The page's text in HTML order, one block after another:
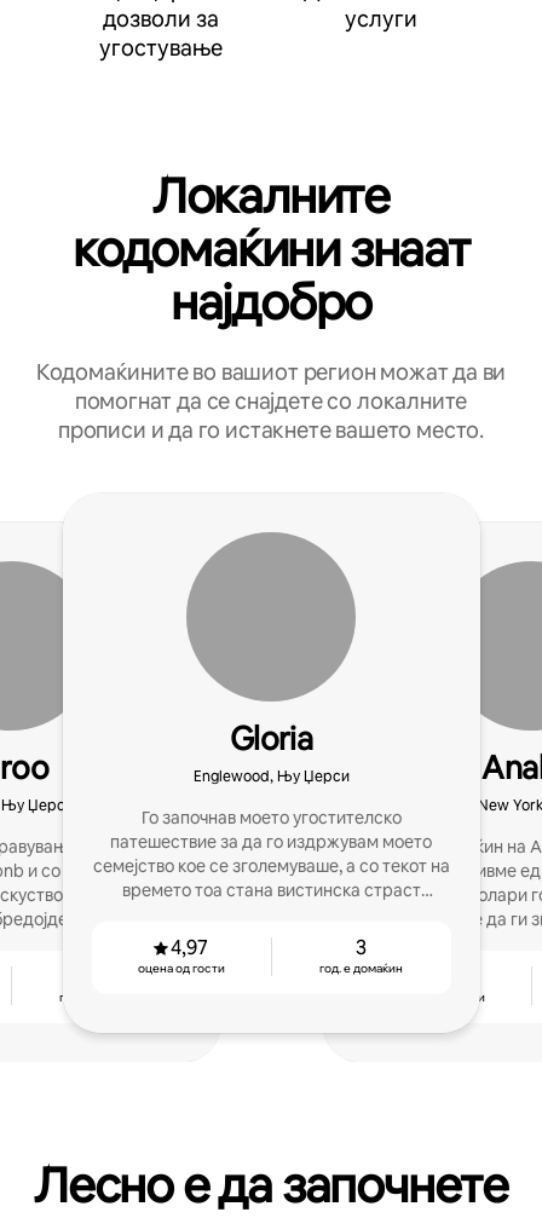
дозволи за
угостување
услуги
Локалните
кодомаќини знаат
најдобро
Кодомаќините во вашиот регион можат да ви
помогнат да се снајдете со локалните
прописи и да го истакнете вашето место.
Џерси
со хотели и
и со задоволство го
за секој гостин
и како дома.
год. е домаќин
Gloria
Englewood, Њу Џерси
Го започнав моето угостителско
патешествие за да го издржувам моето
семејство кое се зголемуваше, а со текот на
времето тоа стана вистинска страст
практичното искуство.
4,97
оцена од гости
3
год. е домаќин
West New
Супердомаќин на
години. Зголемивме
на 100 илјади долари
на домаќините да ги
да добијат повеќе
без
оцена од гости
Лесно е да започнете